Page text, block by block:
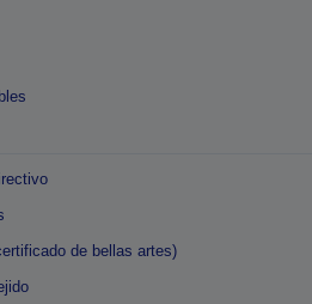
de bellas artes)